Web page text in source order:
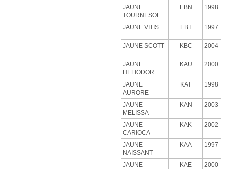
JAUNE
TOURNESOL
EBN 1998
JAUNE VITIS EBT 1997
JAUNE SCOTT KBC 2004
JAUNE
HELIODOR
KAU 2000
JAUNE
AURORE
KAT 1998
JAUNE
MELISSA
KAN 2003
JAUNE
CARIOCA
KAK 2002
JAUNE
NAISSANT
KAA 1997
JAUNE
KAE 2000